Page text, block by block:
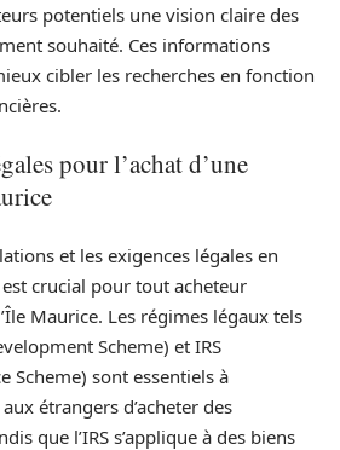
potentiels une vision claire des
souhaité. Ces informations
cibler les recherches en fonction
pour l’achat d’une
et les exigences légales en
crucial pour tout acheteur
Maurice. Les régimes légaux tels
Scheme) et IRS
Scheme) sont essentiels à
étrangers d’acheter des
que l’IRS s’applique à des biens